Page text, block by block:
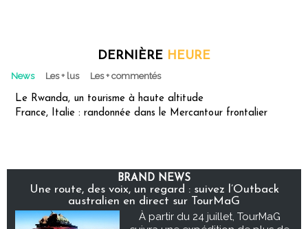
DERNIÈRE HEURE
News Les + lus Les + commentés
Le Rwanda, un tourisme à haute altitude
France, Italie : randonnée dans le Mercantour frontalier
BRAND NEWS
Une route, des voix, un regard : suivez l’Outback
australien en direct sur TourMaG
À partir du 24 juillet, TourMaG